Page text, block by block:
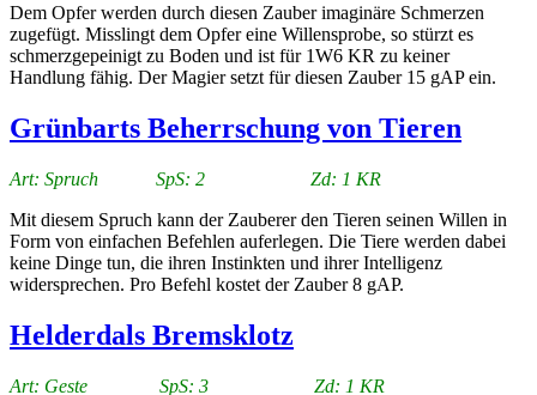
Dem Opfer werden durch diesen Zauber imaginäre Schmerzen
zugefügt. Misslingt dem Opfer eine Willensprobe, so stürzt es
schmerzgepeinigt zu Boden und ist für 1W6 KR zu keiner
Handlung fähig. Der Magier setzt für diesen Zauber 15 gAP ein.
Grünbarts Beherrschung von Tieren
Art: Spruch SpS: 2 Zd: 1 KR
Mit diesem Spruch kann der Zauberer den Tieren seinen Willen in
Form von einfachen Befehlen auferlegen. Die Tiere werden dabei
keine Dinge tun, die ihren Instinkten und ihrer Intelligenz
widersprechen. Pro Befehl kostet der Zauber 8 gAP.
Helderdals Bremsklotz
Art: Geste SpS: 3 Zd: 1 KR